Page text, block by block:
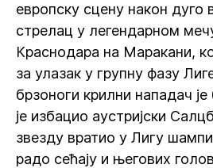
европску сцену након дуго
стрелац у легендарном
Краснодара на Маракани,
за улазак у групну фазу
брзоноги крилни нападач
је избацио аустријски
звезду вратио у Лигу
радо сећају и његових